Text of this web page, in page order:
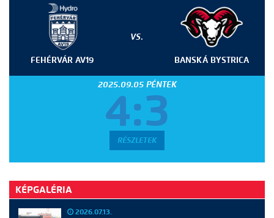
FEHÉRVÁR AV19
VS.
BANSKÁ BYSTRICA
2025.09.05 PÉNTEK
4:3
RÉSZLETEK
KÉPGALÉRIA
2026.07.13.